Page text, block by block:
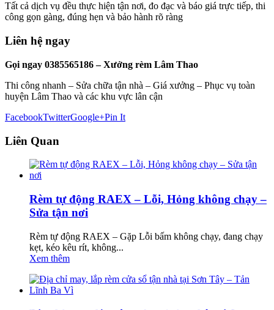
Tất cả dịch vụ đều thực hiện tận nơi, đo đạc và báo giá trực tiếp, thi
công gọn gàng, đúng hẹn và bảo hành rõ ràng
Liên hệ ngay
Gọi ngay 0385565186 – Xưởng rèm Lâm Thao
Thi công nhanh – Sửa chữa tận nhà – Giá xưởng – Phục vụ toàn
huyện Lâm Thao và các khu vực lân cận
FacebookTwitterGoogle+Pin It
Liên Quan
Rèm tự động RAEX – Lỗi, Hỏng không chạy –
Sửa tận nơi
Rèm tự động RAEX – Gặp Lỗi bấm không chạy, đang chạy
kẹt, kéo kêu rít, không...
Xem thêm